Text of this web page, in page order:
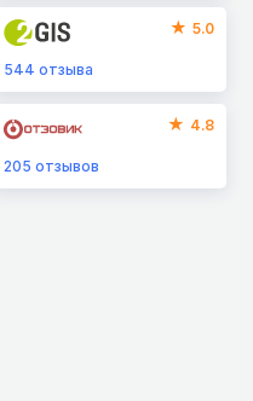
5.0
544отзыва
4.8
205отзывов